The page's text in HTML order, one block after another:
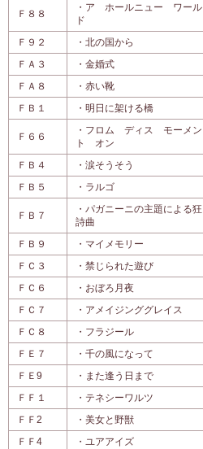
Ｆ８８
・ア ホールニュー ワール
ド
Ｆ９２ ・北の国から
ＦＡ３
・金婚式
ＦＡ８
・赤い靴
ＦＢ１
・明日に架ける橋
Ｆ６６
・フロム ディス モーメン
ト オン
ＦＢ４ ・涙そうそう
ＦＢ５
・ラルゴ
ＦＢ７
・パガニーニの主題による狂
詩曲
ＦＢ９ ・マイメモリー
ＦＣ３
・禁じられた遊び
ＦＣ６
・おぼろ月夜
ＦＣ７
・アメイジンググレイス
ＦＣ８
・フラジール
ＦＥ７
・千の風になって
ＦＥ9
・また逢う日まで
ＦＦ１
・テネシーワルツ
ＦＦ2
・美女と野獣
ＦＦ4
・ユアアイズ